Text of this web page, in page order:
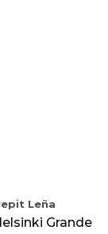
Leña
Grande